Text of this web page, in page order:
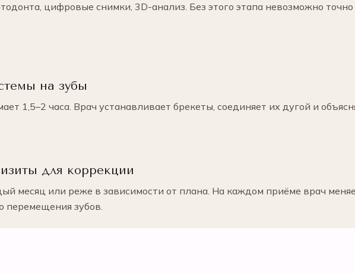
цифровые снимки, 3D-анализ. Без этого этапа невозможно
на зубы
1,5–2 часа. Врач устанавливает брекеты, соединяет их дугой и
для коррекции
месяц или реже в зависимости от плана. На каждом приёме врач
перемещения зубов.